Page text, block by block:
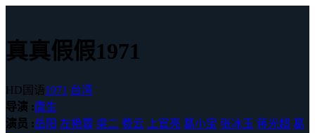
真真假假1971
HD国语1971 台湾
导演 :唐生
演员 :岳阳 左艳蓉 梁二 费云 上官亮 葛小宝 张冰玉 蒋光超 葛